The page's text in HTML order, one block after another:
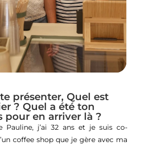
présenter, Quel est
? Quel a été ton
pour en arriver là ?
Pauline, j’ai 32 ans et je suis co-
coffee shop que je gère avec ma